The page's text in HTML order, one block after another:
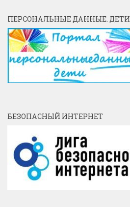
ПЕРСОНАЛЬНЫЕ ДАННЫЕ. ДЕТИ
БЕЗОПАСНЫЙ ИНТЕРНЕТ